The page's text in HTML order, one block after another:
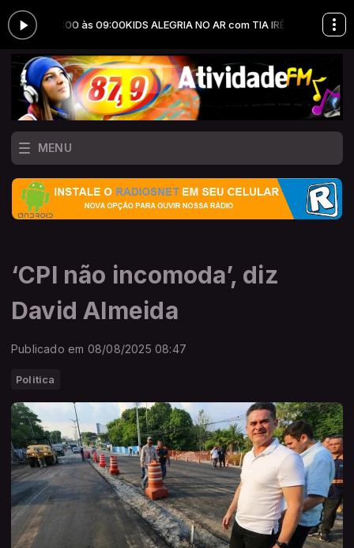
das 08:00 às 09:00KIDS ALEGRIA NO AR com TIA IRÊ das 08:00 às
MENU
‘CPI não incomoda’, diz
David Almeida
Publicado em 08/08/2025 08:47
Politica